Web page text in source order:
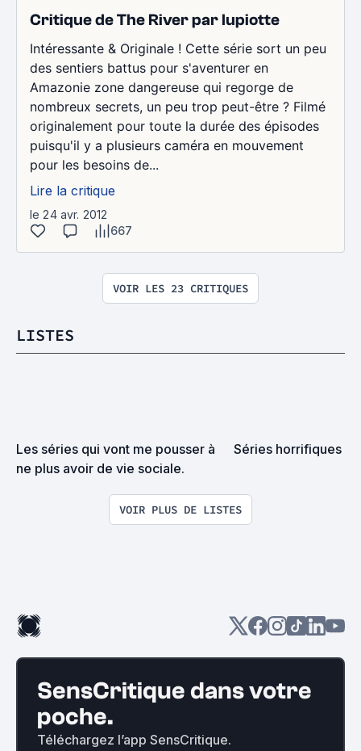
Critique de The River par lupiotte
Intéressante & Originale ! Cette série sort un peu
des sentiers battus pour s'aventurer en
Amazonie zone dangereuse qui regorge de
nombreux secrets, un peu trop peut-être ? Filmé
originalement pour toute la durée des épisodes
puisqu'il y a plusieurs caméra en mouvement
pour les besoins de...
Lire la critique
le 24 avr. 2012
667
VOIR LES 23 CRITIQUES
LISTES
Les séries qui vont me pousser à
ne plus avoir de vie sociale.
Séries horrifiques
VOIR PLUS DE LISTES
SensCritique dans votre
poche.
Téléchargez l’app SensCritique.